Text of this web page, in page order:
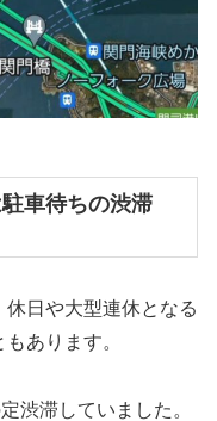
車待ちの渋滞
日や大型連休となる
あります。
渋滞していました。